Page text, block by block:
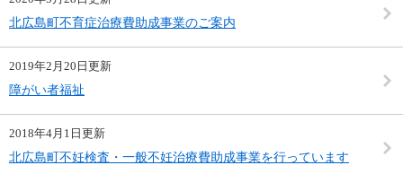
北広島町不育症治療費助成事業のご案内
2019年2月20日更新
障がい者福祉
2018年4月1日更新
北広島町不妊検査・一般不妊治療費助成事業を行っています